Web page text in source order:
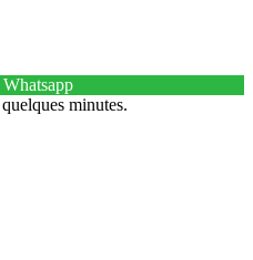
minutes.